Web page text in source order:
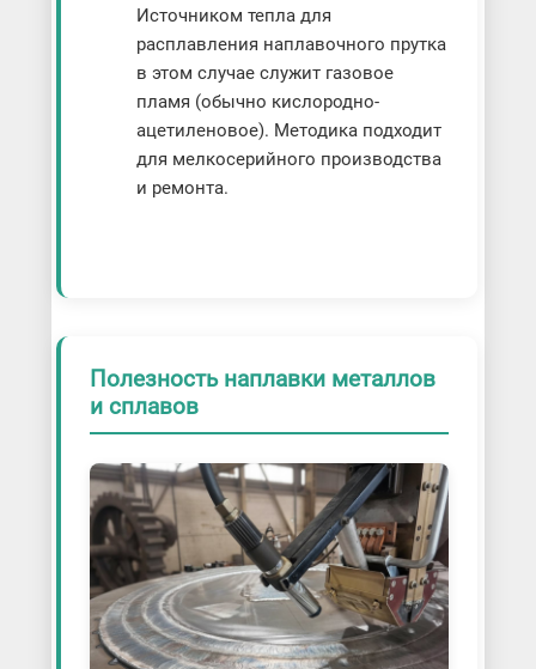
Источником тепла для
расплавления наплавочного прутка
в этом случае служит газовое
пламя (обычно кислородно-
ацетиленовое). Методика подходит
для мелкосерийного производства
и ремонта.
Полезность наплавки металлов
и сплавов